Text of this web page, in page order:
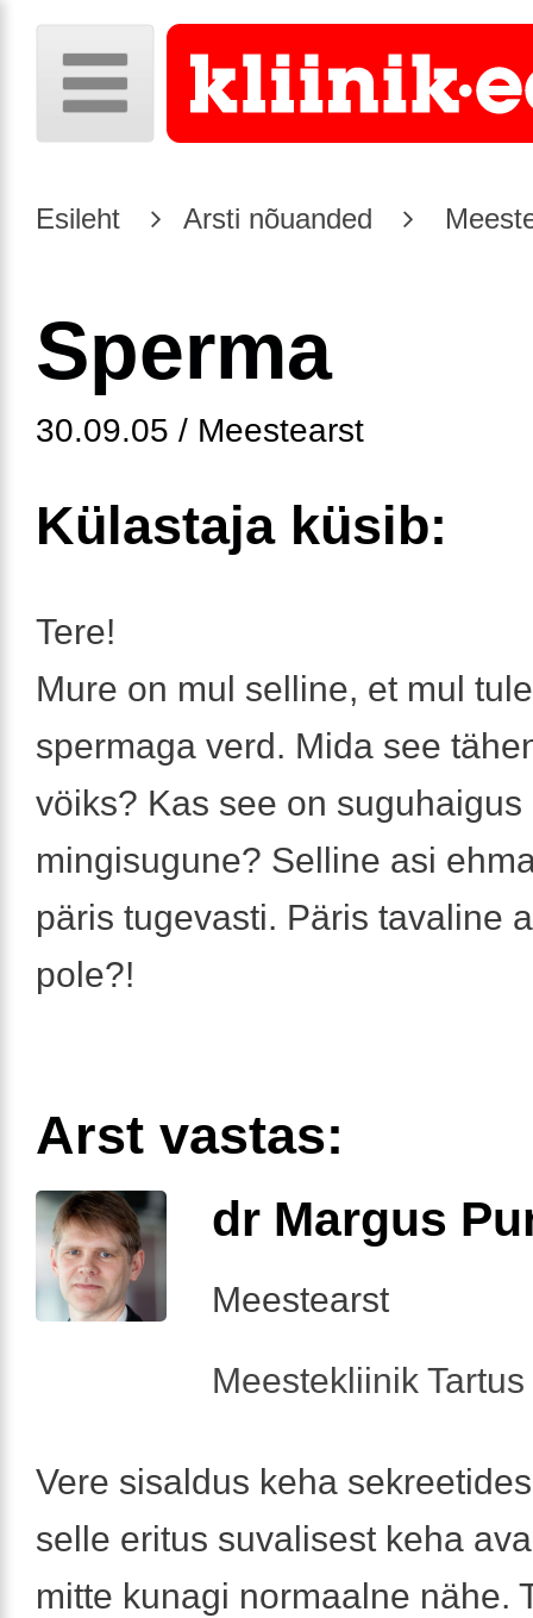
Esileht Arsti nõuanded
Sperma
30.09.05 / Meestearst
Külastaja küsib:
Tere!
Mure on mul selline, et mul
spermaga verd. Mida see
vöiks? Kas see on suguhaigus
mingisugune? Selline asi
päris tugevasti. Päris tavaline
pole?!
Arst vastas:
dr Margus
Meestearst
Meestekliinik
Vere sisaldus keha
selle eritus suvalisest keha
mitte kunagi normaalne nähe.